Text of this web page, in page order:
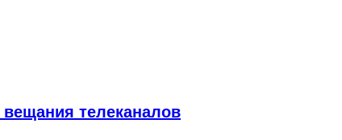
телеканалов